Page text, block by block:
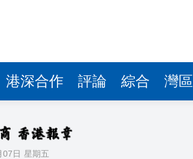
港深合作 評論 綜合 灣區
07日 星期五
據見證文儒沉香從傳統邁向現代
察團來瓊考察
消費約18億元
讀新玩法
處理黎智英求情 罪證如山豈能妄想輕判